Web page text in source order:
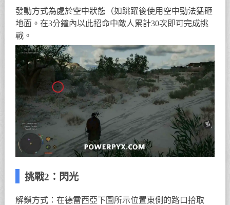
發動方式為處於空中狀態（如跳躍後使用空中勁法猛砸
地面。在3分鐘內以此招命中敵人累計30次即可完成挑
戰。
挑戰2：閃光
解鎖方式：在德雷西亞下圖所示位置東側的路口拾取